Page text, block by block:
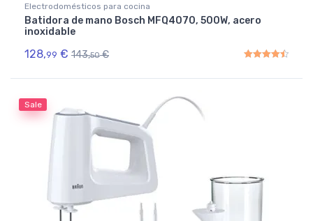
Electrodomésticos para cocina
Batidora de mano Bosch MFQ4070, 500W, acero
inoxidable
128,99 € 143,50 €
Sale